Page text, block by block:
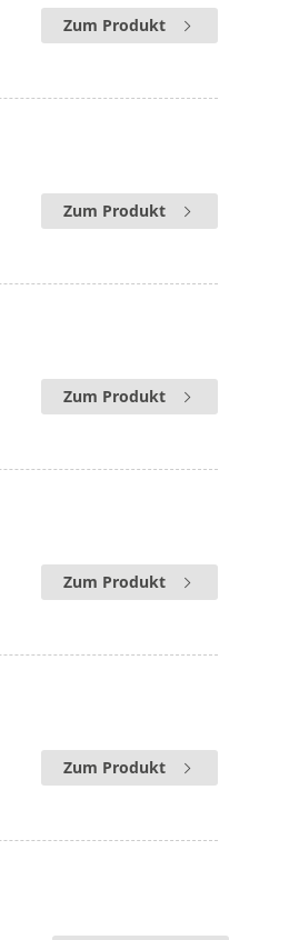
Zum Produkt
Zum Produkt
Zum Produkt
Zum Produkt
Zum Produkt